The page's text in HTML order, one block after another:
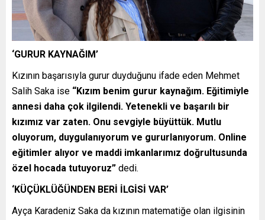
‘GURUR KAYNAĞIM’
Kızının başarısıyla gurur duyduğunu ifade eden Mehmet
Salih Saka ise “Kızım benim gurur kaynağım. Eğitimiyle
annesi daha çok ilgilendi. Yetenekli ve başarılı bir
kızımız var zaten. Onu sevgiyle büyüttük. Mutlu
oluyorum, duygulanıyorum ve gururlanıyorum. Online
eğitimler alıyor ve maddi imkanlarımız doğrultusunda
özel hocada tutuyoruz” dedi.
‘KÜÇÜKLÜĞÜNDEN BERİ İLGİSİ VAR’
Ayça Karadeniz Saka da kızının matematiğe olan ilgisinin